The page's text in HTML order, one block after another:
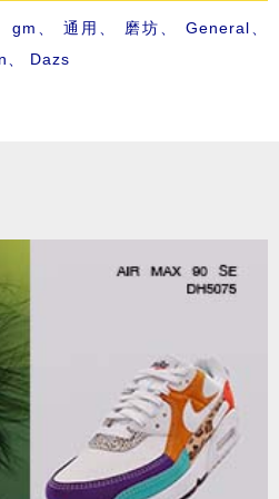
gm 、 通用 、 磨坊、 General、
、 Dazs